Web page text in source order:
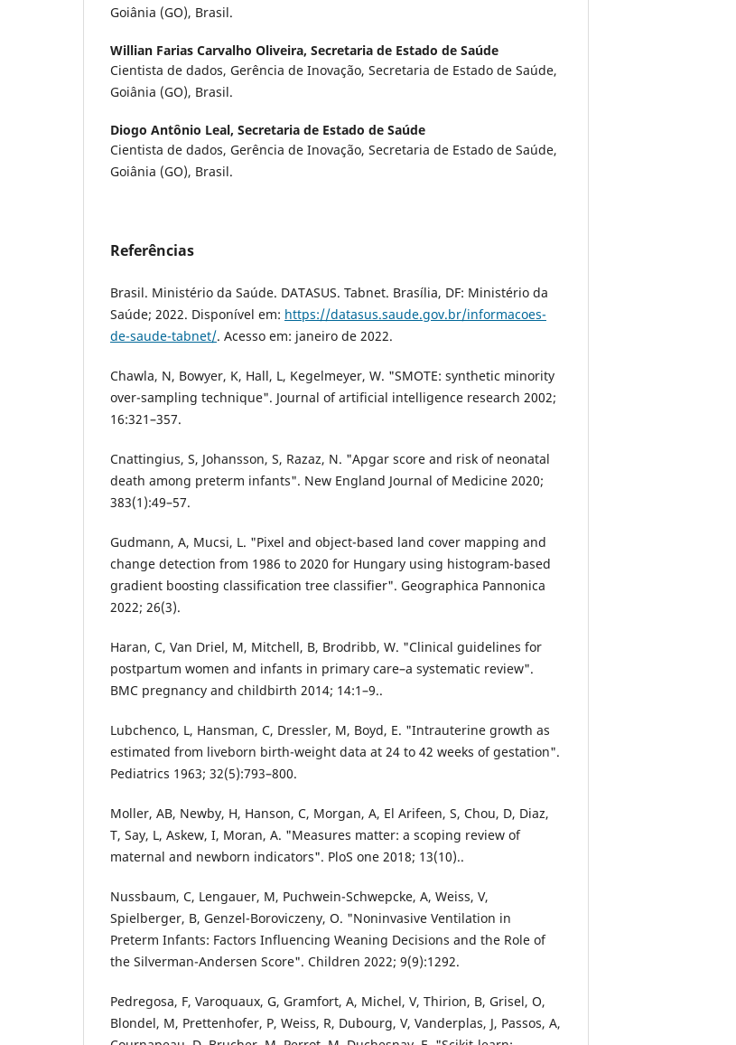
Goiânia (GO), Brasil.
Willian Farias Carvalho Oliveira, Secretaria de Estado de Saúde
Cientista de dados, Gerência de Inovação, Secretaria de Estado de Saúde,
Goiânia (GO), Brasil.
Diogo Antônio Leal, Secretaria de Estado de Saúde
Cientista de dados, Gerência de Inovação, Secretaria de Estado de Saúde,
Goiânia (GO), Brasil.
Referências
Brasil. Ministério da Saúde. DATASUS. Tabnet. Brasília, DF: Ministério da
Saúde; 2022. Disponível em: https://datasus.saude.gov.br/informacoes-
de-saude-tabnet/. Acesso em: janeiro de 2022.
Chawla, N, Bowyer, K, Hall, L, Kegelmeyer, W. "SMOTE: synthetic minority
over-sampling technique". Journal of artificial intelligence research 2002;
16:321–357.
Cnattingius, S, Johansson, S, Razaz, N. "Apgar score and risk of neonatal
death among preterm infants". New England Journal of Medicine 2020;
383(1):49–57.
Gudmann, A, Mucsi, L. "Pixel and object-based land cover mapping and
change detection from 1986 to 2020 for Hungary using histogram-based
gradient boosting classification tree classifier". Geographica Pannonica
2022; 26(3).
Haran, C, Van Driel, M, Mitchell, B, Brodribb, W. "Clinical guidelines for
postpartum women and infants in primary care–a systematic review".
BMC pregnancy and childbirth 2014; 14:1–9..
Lubchenco, L, Hansman, C, Dressler, M, Boyd, E. "Intrauterine growth as
estimated from liveborn birth-weight data at 24 to 42 weeks of gestation".
Pediatrics 1963; 32(5):793–800.
Moller, AB, Newby, H, Hanson, C, Morgan, A, El Arifeen, S, Chou, D, Diaz,
T, Say, L, Askew, I, Moran, A. "Measures matter: a scoping review of
maternal and newborn indicators". PloS one 2018; 13(10)..
Nussbaum, C, Lengauer, M, Puchwein-Schwepcke, A, Weiss, V,
Spielberger, B, Genzel-Boroviczeny, O. "Noninvasive Ventilation in
Preterm Infants: Factors Influencing Weaning Decisions and the Role of
the Silverman-Andersen Score". Children 2022; 9(9):1292.
Pedregosa, F, Varoquaux, G, Gramfort, A, Michel, V, Thirion, B, Grisel, O,
Blondel, M, Prettenhofer, P, Weiss, R, Dubourg, V, Vanderplas, J, Passos, A,